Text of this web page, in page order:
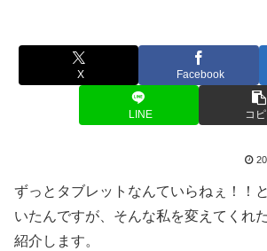
X Facebook
LINE コ
ずっとタブレットなんていらねぇ！！
いたんですが、そんな私を変えてくれ
紹介します。